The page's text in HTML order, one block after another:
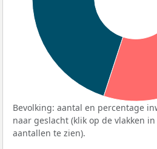
Bevolking: aantal en percentage
naar geslacht (klik op de vlakken
aantallen te zien).